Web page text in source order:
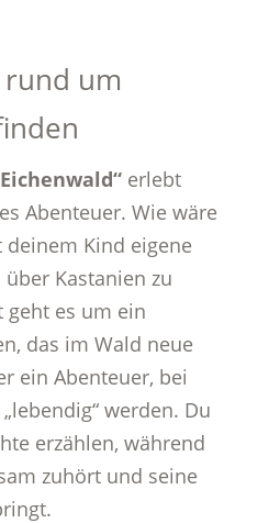
rund um
erlebt
Abenteuer. Wie wäre
Kind eigene
Kastanien zu
geht es um ein
das im Wald neue
ein Abenteuer, bei
werden. Du
erzählen, während
zuhört und seine